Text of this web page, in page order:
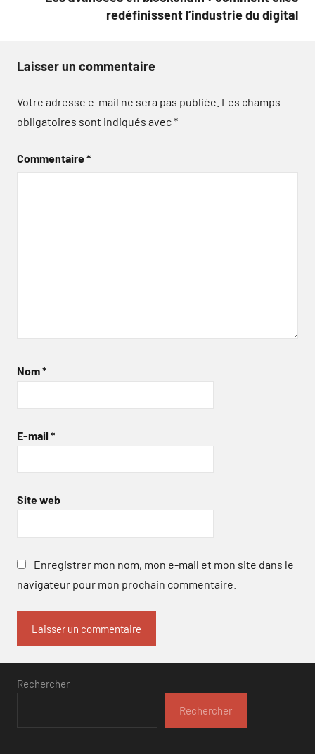
redéfinissent l’industrie du digital
Laisser un commentaire
Votre adresse e-mail ne sera pas publiée. Les champs
obligatoires sont indiqués avec*
Commentaire*
Nom*
E-mail *
Site web
Enregistrer mon nom, mon e-mail et mon site dans le
navigateur pour mon prochain commentaire.
Rechercher
Rechercher